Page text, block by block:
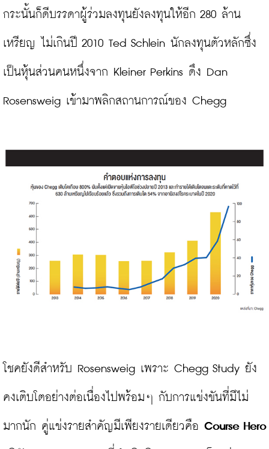
กระนั้นก็ดีบรรดาผู้ร่วมลงทุนยังลงทุนให้อีก 280 ล้าน
เหรียญ ไม่เกินปี 2010 Ted Schlein นักลงทุนตัวหลักซึ่ง
เป็นหุ้นส่วนคนหนึ่งจาก Kleiner Perkins ดึง Dan
Rosensweig เข้ามาพลิกสถานการณ์ของ Chegg
โชคยังดีสำหรับ Rosensweig เพราะ Chegg Study ยัง
คงเติบโตอย่างต่อเนื่องไปพร้อมๆ กับการแข่งขันที่มีไม่
มากนัก คู่แข่งรายสำคัญมีเพียงรายเดียวคือ Course Hero